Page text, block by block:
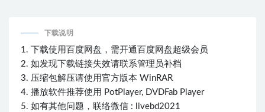
下载说明
1. 下载使用百度网盘，需开通百度网盘超级会员
2. 如发现下载链接失效请联系管理员补档
3. 压缩包解压请使用官方版本 WinRAR
4. 播放软件推荐使用 PotPlayer, DVDFab Player
5. 如有其他问题，联络微信 : livebd2021